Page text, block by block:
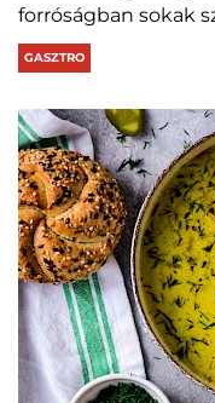
forróságban sokak
GASZTRO